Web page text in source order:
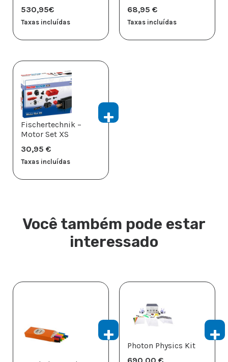
530,95€
Taxas incluídas
68,95 €
Taxas incluídas
Fischertechnik –
Motor Set XS
30,95 €
Taxas incluídas
Você também pode estar
interessado
Photon Physics Kit
690,00 €